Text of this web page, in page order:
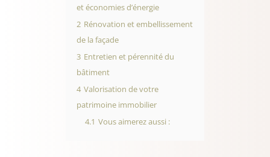
et économies d’énergie
2 Rénovation et embellissement
de la façade
3 Entretien et pérennité du
bâtiment
4 Valorisation de votre
patrimoine immobilier
4.1 Vous aimerez aussi :